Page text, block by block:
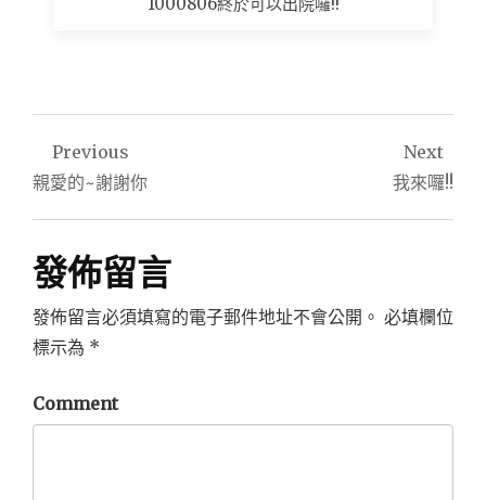
1000806終於可以出院囉!!
文
章
導
覽
Previous
親愛的~謝謝你
Next
我來囉!!
發佈留言
發佈留言必須填寫的電子郵件地址不會公開。 必填欄位
標示為 *
Comment